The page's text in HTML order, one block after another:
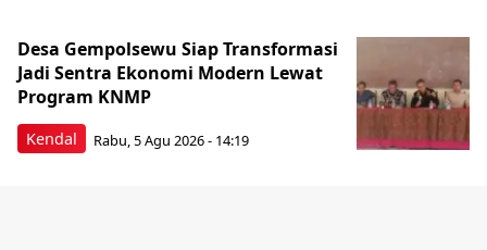
Kendal
Desa Gempolsewu Siap Transformasi
Jadi Sentra Ekonomi Modern Lewat
Program KNMP
Rabu, 5 Agu 2026 - 14:19